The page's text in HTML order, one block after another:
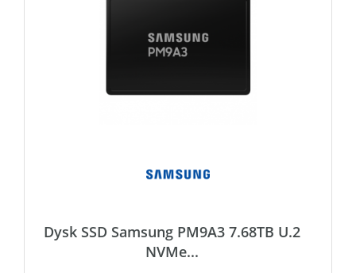
Dysk SSD Samsung PM9A3 7.68TB U.2
NVMe...